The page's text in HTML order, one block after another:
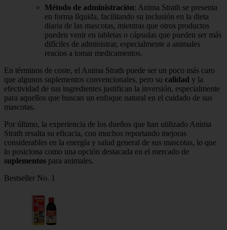
Método de administración: Anima Strath se presenta
en forma líquida, facilitando su inclusión en la dieta
diaria de las mascotas, mientras que otros productos
pueden venir en tabletas o cápsulas que pueden ser más
difíciles de administrar, especialmente a animales
reacios a tomar medicamentos.
En términos de coste, el Anima Strath puede ser un poco más caro
que algunos suplementos convencionales, pero su calidad y la
efectividad de sus ingredientes justifican la inversión, especialmente
para aquellos que buscan un enfoque natural en el cuidado de sus
mascotas.
Por último, la experiencia de los dueños que han utilizado Anima
Strath resalta su eficacia, con muchos reportando mejoras
considerables en la energía y salud general de sus mascotas, lo que
lo posiciona como una opción destacada en el mercado de
suplementos para animales.
Bestseller No. 1